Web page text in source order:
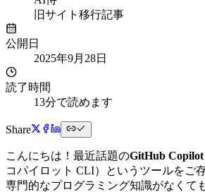
旧サイト移行記事
公開日
2025年9月28日
読了時間
13分で読めます
Share
こんにちは！最近話題のGitHub
コパイロット CLI）というツールをご
専門的なプログラミング知識がなくて